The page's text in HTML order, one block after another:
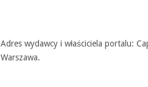
Adres wydawcy i właściciela portalu:
Warszawa.